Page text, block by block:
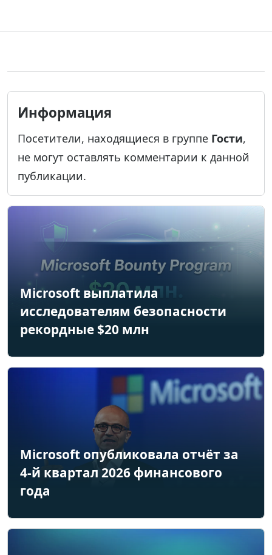
Информация
Посетители, находящиеся в группе Гости,
не могут оставлять комментарии к данной
публикации.
Microsoft выплатила
исследователям безопасности
рекордные $20 млн
Microsoft опубликовала отчёт за
4-й квартал 2026 финансового
года